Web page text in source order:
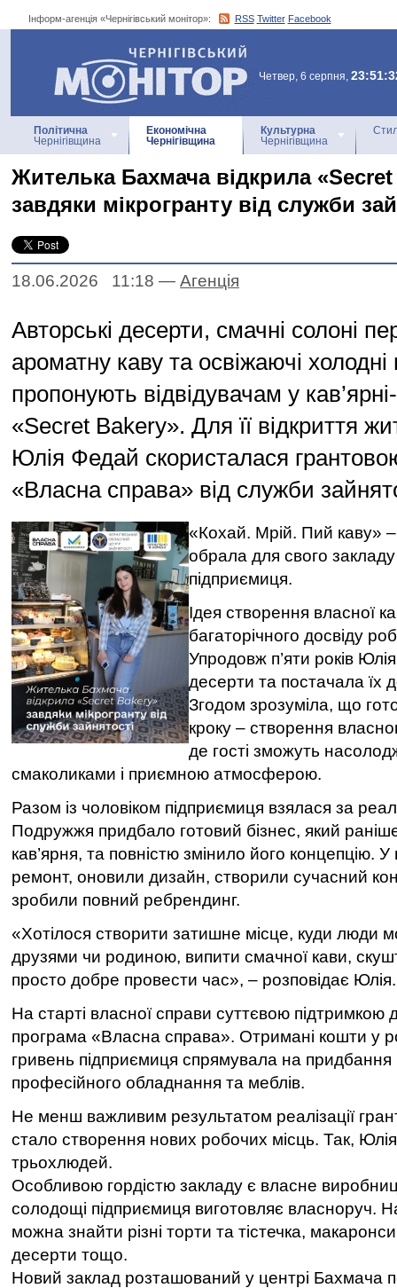
Інформ-агенція «Чернігівський монітор»: RSS Twitter Facebook
Інформ-агенція
«Чернігівський монітор»
Четвер, 6 серпня,
Політична
Чернігівщина
Економічна
Чернігівщина
Культурна
Чернігівщина
Жителька Бахмача відкрила
завдяки мікрогранту від служби
18.06.2026 11:18 — Агенцiя
Авторські десерти, смачні солоні
ароматну каву та освіжаючі холодні
пропонують відвідувачам у
«Secret Bakery». Для її відкриття
Юлія Федай скористалася
«Власна справа» від служби
«Кохай. Мрій. Пий каву»
обрала для свого
підприємиця.
Ідея створення власної
багаторічного досвіду
Упродовж п’яти років
десерти та постачала їх
Згодом зрозуміла, що
кроку – створення
де гості зможуть
смаколиками і приємною атмосферою.
Разом із чоловіком підприємиця взялася за
Подружжя придбало готовий бізнес, який
кав’ярня, та повністю змінило його концепцію.
ремонт, оновили дизайн, створили сучасний
зробили повний ребрендинг.
«Хотілося створити затишне місце, куди люди
друзями чи родиною, випити смачної кави,
просто добре провести час», – розповідає Юлія.
На старті власної справи суттєвою підтримкою
програма «Власна справа». Отримані кошти у
гривень підприємиця спрямувала на придбання
професійного обладнання та меблів.
Не менш важливим результатом реалізації
стало створення нових робочих місць. Так,
трьохлюдей.
Особливою гордістю закладу є власне
солодощі підприємиця виготовляє власноруч. На
можна знайти різні торти та тістечка,
десерти тощо.
Новий заклад розташований у центрі Бахмача